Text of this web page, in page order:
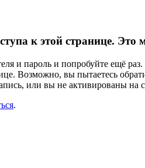
к этой странице.
и пароль и попробуйте ещё раз.
Возможно, вы пытаетесь
или вы не активированы на
.